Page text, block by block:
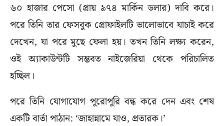
৬০ হাজার পেসো (প্রায় ৯৭৪ মার্কিন ডলার) দাবি করে।
পরে তিনি তার ফেসবুক প্রোফাইলটি ভালোভাবে যাচাই করে
দেখেন, যা পরে মুছে ফেলা হয়। তখন তিনি লক্ষ্য করেন,
ওই অ্যাকাউন্টটি সম্ভবত নাইজেরিয়া থেকে পরিচালিত
হচ্ছিল।
পরে তিনি যোগাযোগ পুরোপুরি বন্ধ করে দেন এবং শেষ
একটি বার্তা পাঠান: ‘জাহান্নামে যাও, প্রতারক।’